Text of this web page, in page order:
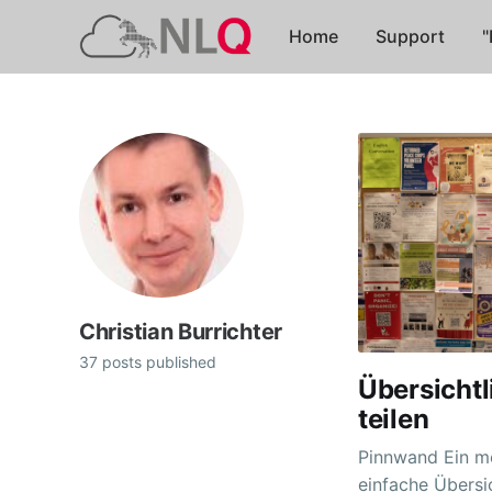
Home Support
Christian Burrichter
37 posts published
teilen
Pinnwand Ein mehrspaltiger Bereich eignet sich für eine
einfache